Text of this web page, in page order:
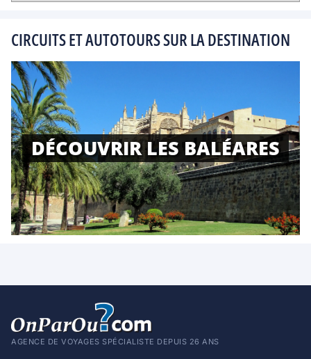
CIRCUITS ET AUTOTOURS SUR LA DESTINATION
DÉCOUVRIR LES BALÉARES
AGENCE DE VOYAGES SPÉCIALISTE DEPUIS 26 ANS